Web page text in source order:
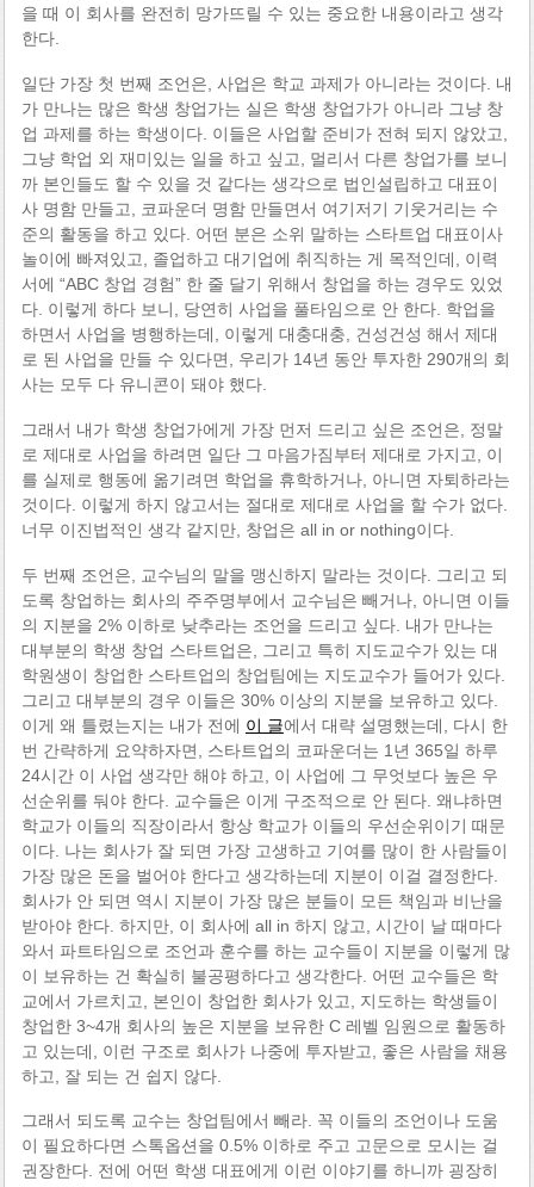
을 때 이 회사를 완전히 망가뜨릴 수 있는 중요한 내용이라고 생각
한다.
일단 가장 첫 번째 조언은, 사업은 학교 과제가 아니라는 것이다. 내
가 만나는 많은 학생 창업가는 실은 학생 창업가가 아니라 그냥 창
업 과제를 하는 학생이다. 이들은 사업할 준비가 전혀 되지 않았고,
그냥 학업 외 재미있는 일을 하고 싶고, 멀리서 다른 창업가를 보니
까 본인들도 할 수 있을 것 같다는 생각으로 법인설립하고 대표이
사 명함 만들고, 코파운더 명함 만들면서 여기저기 기웃거리는 수
준의 활동을 하고 있다. 어떤 분은 소위 말하는 스타트업 대표이사
놀이에 빠져있고, 졸업하고 대기업에 취직하는 게 목적인데, 이력
서에 “ABC 창업 경험” 한 줄 달기 위해서 창업을 하는 경우도 있었
다. 이렇게 하다 보니, 당연히 사업을 풀타임으로 안 한다. 학업을
하면서 사업을 병행하는데, 이렇게 대충대충, 건성건성 해서 제대
로 된 사업을 만들 수 있다면, 우리가 14년 동안 투자한 290개의 회
사는 모두 다 유니콘이 돼야 했다.
그래서 내가 학생 창업가에게 가장 먼저 드리고 싶은 조언은, 정말
로 제대로 사업을 하려면 일단 그 마음가짐부터 제대로 가지고, 이
를 실제로 행동에 옮기려면 학업을 휴학하거나, 아니면 자퇴하라는
것이다. 이렇게 하지 않고서는 절대로 제대로 사업을 할 수가 없다.
너무 이진법적인 생각 같지만, 창업은 all in or nothing이다.
두 번째 조언은, 교수님의 말을 맹신하지 말라는 것이다. 그리고 되
도록 창업하는 회사의 주주명부에서 교수님은 빼거나, 아니면 이들
의 지분을 2% 이하로 낮추라는 조언을 드리고 싶다. 내가 만나는
대부분의 학생 창업 스타트업은, 그리고 특히 지도교수가 있는 대
학원생이 창업한 스타트업의 창업팀에는 지도교수가 들어가 있다.
그리고 대부분의 경우 이들은 30% 이상의 지분을 보유하고 있다.
이게 왜 틀렸는지는 내가 전에 이 글에서 대략 설명했는데, 다시 한
번 간략하게 요약하자면, 스타트업의 코파운더는 1년 365일 하루
24시간 이 사업 생각만 해야 하고, 이 사업에 그 무엇보다 높은 우
선순위를 둬야 한다. 교수들은 이게 구조적으로 안 된다. 왜냐하면
학교가 이들의 직장이라서 항상 학교가 이들의 우선순위이기 때문
이다. 나는 회사가 잘 되면 가장 고생하고 기여를 많이 한 사람들이
가장 많은 돈을 벌어야 한다고 생각하는데 지분이 이걸 결정한다.
회사가 안 되면 역시 지분이 가장 많은 분들이 모든 책임과 비난을
받아야 한다. 하지만, 이 회사에 all in 하지 않고, 시간이 날 때마다
와서 파트타임으로 조언과 훈수를 하는 교수들이 지분을 이렇게 많
이 보유하는 건 확실히 불공평하다고 생각한다. 어떤 교수들은 학
교에서 가르치고, 본인이 창업한 회사가 있고, 지도하는 학생들이
창업한 3~4개 회사의 높은 지분을 보유한 C 레벨 임원으로 활동하
고 있는데, 이런 구조로 회사가 나중에 투자받고, 좋은 사람을 채용
하고, 잘 되는 건 쉽지 않다.
그래서 되도록 교수는 창업팀에서 빼라. 꼭 이들의 조언이나 도움
이 필요하다면 스톡옵션을 0.5% 이하로 주고 고문으로 모시는 걸
권장한다. 전에 어떤 학생 대표에게 이런 이야기를 하니까 굉장히